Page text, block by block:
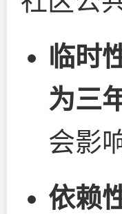
临时
为三
会影
依赖